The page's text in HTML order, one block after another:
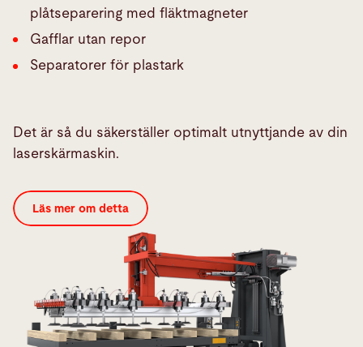
plåtseparering med fläktmagneter
Gafflar utan repor
Separatorer för plastark
Det är så du säkerställer optimalt utnyttjande av din
laserskärmaskin.
Läs mer om detta